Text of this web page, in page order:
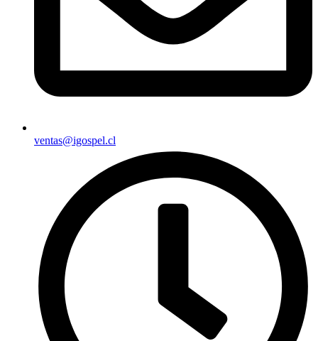
ventas@igospel.cl